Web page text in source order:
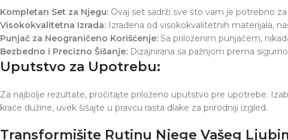
Kompletan Set za Njegu: Ovaj set sadrži sve što vam je potrebno
Visokokvalitetna Izrada: Izrađena od visokokvalitetnih materijala,
Punjač za Neograničeno Korišćenje: Sa priloženim punjačem,
Bezbedno i Precizno Šišanje: Dizajnirana sa pažnjom prema
Uputstvo za Upotrebu:
Za najbolje rezultate, pročitajte priloženo uputstvo pre upotrebe.
kraće dužine, uvek šišajte u pravcu rasta dlake za prirodniji izgled.
Transformišite Rutinu Njege Vašeg